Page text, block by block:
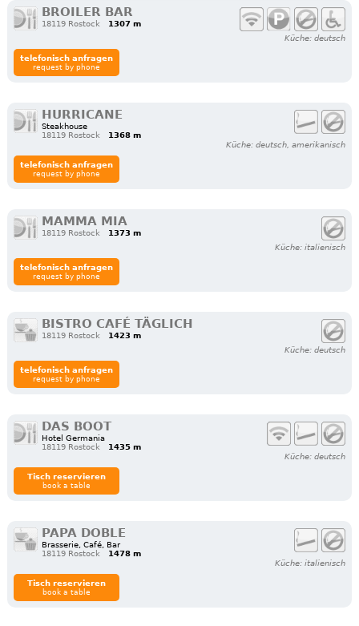
BROILER BAR
18119 Rostock
1307 m
Küche: deutsch
telefonisch anfragen
request by phone
HURRICANE
Steakhouse
18119 Rostock
1368 m
Küche: deutsch, amerikanisch
telefonisch anfragen
request by phone
MAMMA MIA
18119 Rostock
1373 m
Küche: italienisch
telefonisch anfragen
request by phone
BISTRO CAFÉ TÄGLICH
18119 Rostock
1423 m
Küche: deutsch
telefonisch anfragen
request by phone
DAS BOOT
Hotel Germania
18119 Rostock
1435 m
Küche: deutsch
Tisch reservieren
book a table
PAPA DOBLE
Brasserie, Café, Bar
18119 Rostock
1478 m
Küche: italienisch
Tisch reservieren
book a table